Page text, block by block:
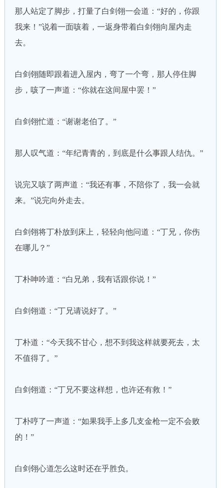
那人站定了脚步，打量了白剑翎一会道：“好的，你跟
我来！”说着一面咳着，一返身带着白剑翎向屋内走
去。
白剑翎随即跟着进入屋内，弯了一个弯，那人停住脚
步，咳了一声道：“你就在这间屋中罢！”
白剑翎忙道：“谢谢老伯了。”
那人叹气道：“年纪青青的，到底是什么事跟人结仇。”
说完又咳了两声道：“我还有事，不陪你了，我一会就
来。”说完向外走去。
白剑翎将丁朴放到床上，轻轻向他问道：“丁兄，你伤
在哪儿？”
丁朴呻吟道：“白兄弟，我有话跟你说！”
白剑翎道：“丁兄请说好了。”
丁朴道：“今天我不甘心，想不到我这样就要死去，太
不值得了。”
白剑翎道：“丁兄不要这样想，也许还有救！”
丁朴哼了一声道：“如果我手上多几支金枪一定不会败
的！”
白剑翎心道怎么这时还在乎胜负。